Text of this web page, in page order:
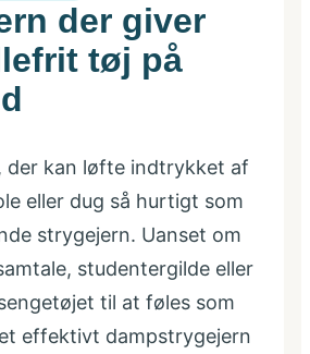
der giver
tøj på
der kan løfte indtrykket af
eller dug så hurtigt som
strygejern. Uanset om
studentergilde eller
til at føles som
effektivt dampstrygejern